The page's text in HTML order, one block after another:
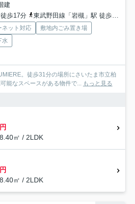
建
歩17分
東武野田線「岩槻」駅 徒歩44分
ネット対応
敷地内ごみ置き場
水
。徒歩31分の場所にさいたま市立柏
能なスペースがある物件で... もっと見る
㎡ / 2LDK
㎡ / 2LDK